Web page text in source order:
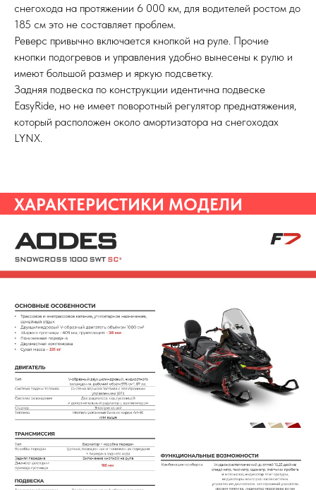
снегохода на протяжении 6 000 км, для водителей ростом до
185 см это не составляет проблем.
Реверс привычно включается кнопкой на руле. Прочие
кнопки подогревов и управления удобно вынесены к рулю и
имеют большой размер и яркую подсветку.
Задняя подвеска по конструкции идентична подвеске
EasyRide, но не имеет поворотный регулятор преднатяжения,
который расположен около амортизатора на снегоходах
LYNX.
ХАРАКТЕРИСТИКИ МОДЕЛИ